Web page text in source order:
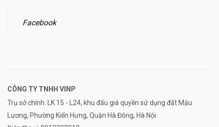
Facebook
CÔNG TY TNHH VINP
Trụ sở chính: LK 15 - L24, khu đấu giá quyền sử dụng đất Mậu
Lương, Phường Kiến Hưng, Quận Hà Đông, Hà Nội